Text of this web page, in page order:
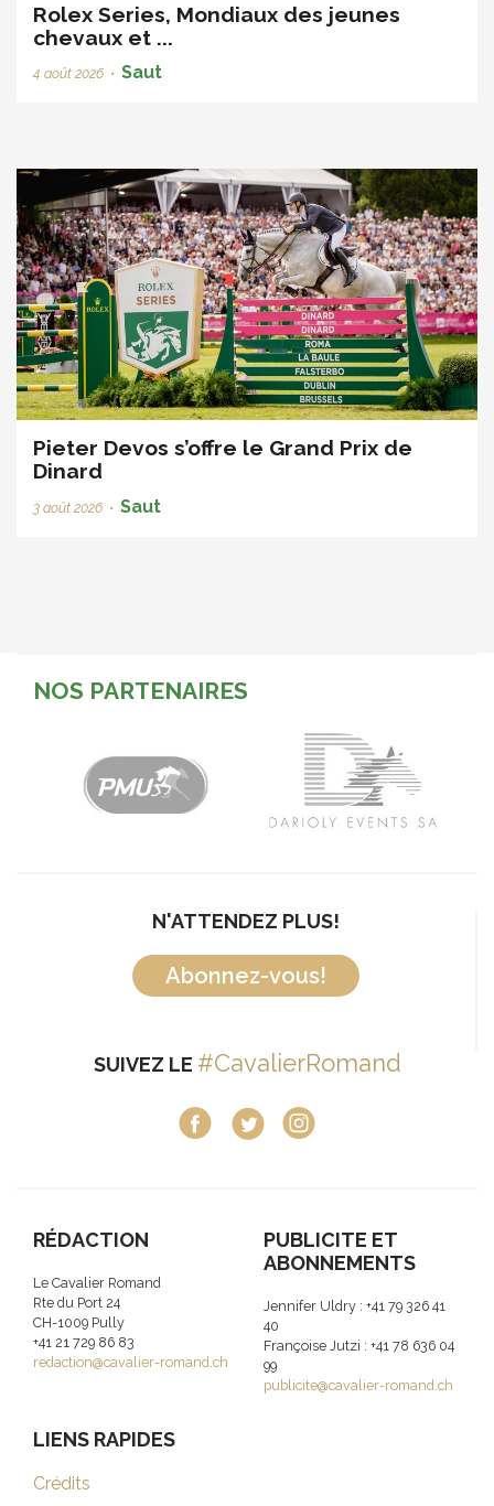
Rolex Series, Mondiaux des jeunes
chevaux et ...
4 août 2026 • Saut
Pieter Devos s’offre le Grand Prix de
Dinard
3 août 2026 • Saut
NOS PARTENAIRES
N'ATTENDEZ PLUS!
Abonnez-vous!
SUIVEZ LE #CavalierRomand
RÉDACTION
Le Cavalier Romand
Rte du Port 24
CH-1009 Pully
+41 21 729 86 83
redaction@cavalier-romand.ch
PUBLICITE ET
ABONNEMENTS
Jennifer Uldry : +41 79 326 41
40
Françoise Jutzi : +41 78 636 04
99
publicite@cavalier-romand.ch
LIENS RAPIDES
Crédits